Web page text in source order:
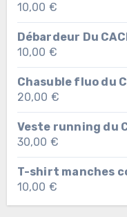
10,00 €
Débardeur Du
10,00 €
Chasuble fluo du
20,00 €
Veste running du
30,00 €
T-shirt manches
10,00 €